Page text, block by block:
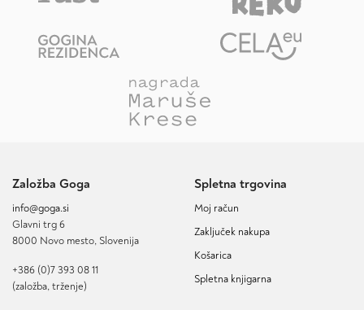
Založba Goga
info@goga.si
Glavni trg 6
8000 Novo mesto, Slovenija
+386 (0)7 393 08 11
(založba, trženje)
Spletna trgovina
Moj račun
Zaključek nakupa
Košarica
Spletna knjigarna